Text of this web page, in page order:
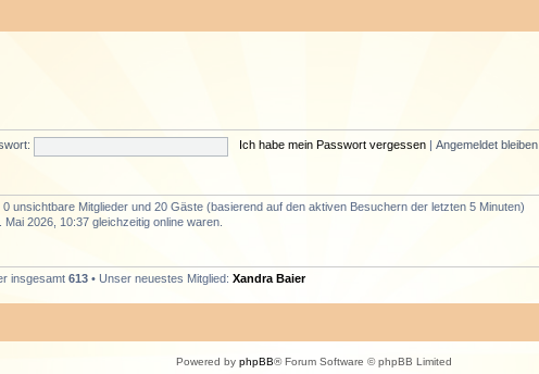
Ich habe mein Passwort vergessen Angemeldet bleiben
unsichtbare Mitglieder und 20 Gäste (basierend auf den aktiven Besuchern der letzten 5 Minuten)
2026, 10:37 gleichzeitig online waren.
insgesamt 613 • Unser neuestes Mitglied: Xandra Baier
Powered by phpBB® Forum Software © phpBB Limited